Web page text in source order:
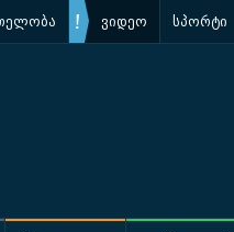
ვიდეო სპორტი